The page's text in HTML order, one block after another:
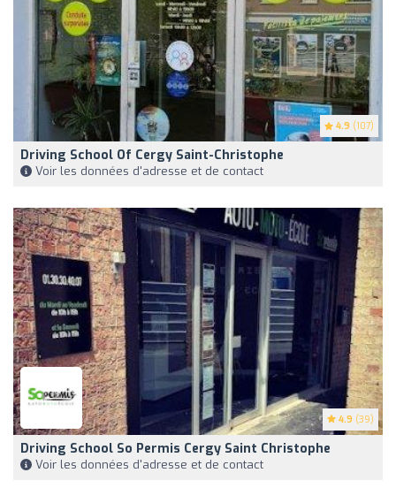
4.9 (107)
Driving School Of Cergy Saint-Christophe
Voir les données d'adresse et de contact
4.9 (39)
Driving School So Permis Cergy Saint Christophe
Voir les données d'adresse et de contact